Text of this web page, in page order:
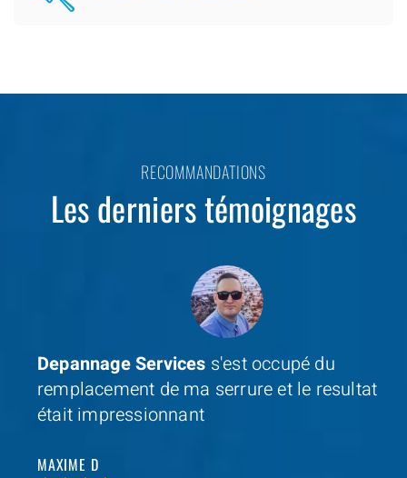
RECOMMANDATIONS
Les derniers témoignages
Depannage Servicess'est occupé du
remplacement de ma serrure et le resultat
était impressionnant
MAXIME D